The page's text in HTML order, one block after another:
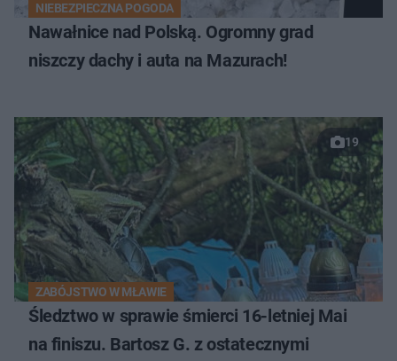
NIEBEZPIECZNA POGODA
Nawałnice nad Polską. Ogromny grad
niszczy dachy i auta na Mazurach!
19
ZABÓJSTWO W MŁAWIE
Śledztwo w sprawie śmierci 16-letniej Mai
na finiszu. Bartosz G. z ostatecznymi